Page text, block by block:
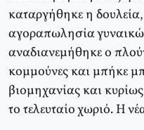
καταργήθηκε η
αγοραπωλησία
αναδιανεμήθηκε ο
κομμούνες και μπήκε
βιομηχανίας και
το τελευταίο χωριό. Η